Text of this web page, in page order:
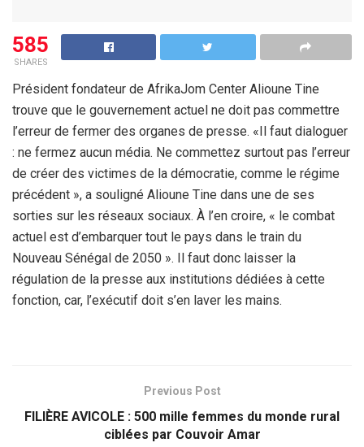
585
SHARES
Président fondateur de AfrikaJom Center Alioune Tine
trouve que le gouvernement actuel ne doit pas commettre
l’erreur de fermer des organes de presse. «Il faut dialoguer
: ne fermez aucun média. Ne commettez surtout pas l’erreur
de créer des victimes de la démocratie, comme le régime
précédent », a souligné Alioune Tine dans une de ses
sorties sur les réseaux sociaux. À l’en croire, « le combat
actuel est d’embarquer tout le pays dans le train du
Nouveau Sénégal de 2050 ». Il faut donc laisser la
régulation de la presse aux institutions dédiées à cette
fonction, car, l’exécutif doit s’en laver les mains.
Previous Post
FILIÈRE AVICOLE : 500 mille femmes du monde rural
ciblées par Couvoir Amar